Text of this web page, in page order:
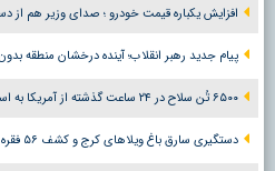
افزایش یکباره قیمت خودرو ؛ صدای وزیر هم از
پیام جدید رهبر انقلاب؛ آینده درخشان منطقه
۶۵۰۰ تُن سلاح در ۲۴ ساعت گذشته از آمریکا به اسرائیل ارسال شد
دستگیری سارق باغ ویلاهای کرج و کشف ۵۶ فقره سرقت